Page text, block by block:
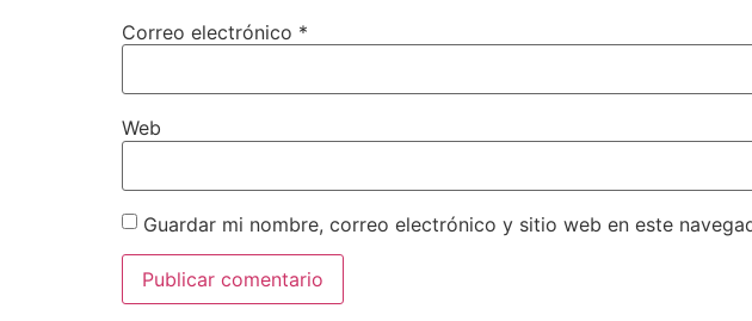
Correo electrónico *
Web
Guardar mi nombre, correo electrónico y sitio web en este